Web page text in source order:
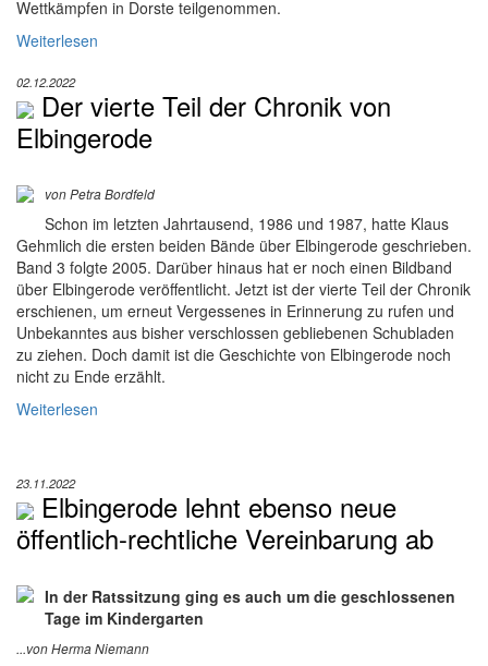
Wettkämpfen in Dorste teilgenommen.
Weiterlesen
02.12.2022
Der vierte Teil der Chronik von
Elbingerode
von Petra Bordfeld
Schon im letzten Jahrtausend, 1986 und 1987, hatte Klaus
Gehmlich die ersten beiden Bände über Elbingerode geschrieben.
Band 3 folgte 2005. Darüber hinaus hat er noch einen Bildband
über Elbingerode veröffentlicht. Jetzt ist der vierte Teil der Chronik
erschienen, um erneut Vergessenes in Erinnerung zu rufen und
Unbekanntes aus bisher verschlossen gebliebenen Schubladen
zu ziehen. Doch damit ist die Geschichte von Elbingerode noch
nicht zu Ende erzählt.
Weiterlesen
23.11.2022
Elbingerode lehnt ebenso neue
öffentlich-rechtliche Vereinbarung ab
In der Ratssitzung ging es auch um die geschlossenen
Tage im Kindergarten
...von Herma Niemann